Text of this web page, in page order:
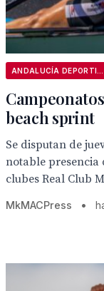
beach sprint
Se disputan de
notable presencia
clubes Real Club
MkMACPress •